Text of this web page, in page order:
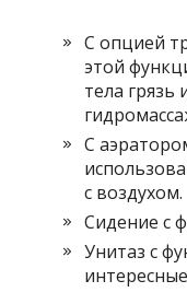
С опцией
этой
тела
С
с воздухом.
Сидение с
Унитаз с